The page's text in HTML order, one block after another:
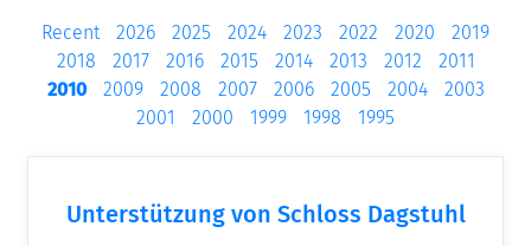
Recent 2026 2025 2024 2023 2022 2020
2019
2018
2017 2016 2015 2014 2013 2012
2011
2010
2009 2008 2007 2006 2005 2004
2003
2001
2000 1999 1998 1995
Unterstützung von Schloss Dagstuhl